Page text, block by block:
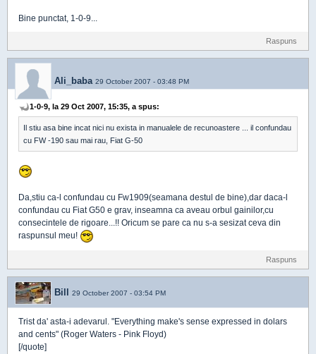
Bine punctat, 1-0-9...
Raspuns
Ali_baba 29 October 2007 - 03:48 PM
1-0-9, la 29 Oct 2007, 15:35, a spus:
Il stiu asa bine incat nici nu exista in manualele de recunoastere ... il confundau
cu FW -190 sau mai rau, Fiat G-50
Da,stiu ca-l confundau cu Fw1909(seamana destul de bine),dar daca-l
confundau cu Fiat G50 e grav, inseamna ca aveau orbul gainilor,cu
consecintele de rigoare...!! Oricum se pare ca nu s-a sesizat ceva din
raspunsul meu!
Raspuns
Bill 29 October 2007 - 03:54 PM
Trist da' asta-i adevarul. "Everything make's sense expressed in dolars
and cents" (Roger Waters - Pink Floyd)
[/quote]